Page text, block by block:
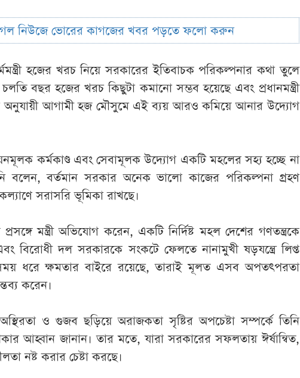
নিউজে ভোরের কাগজের খবর পড়তে ফলো করুন
হজের খরচ নিয়ে সরকারের ইতিবাচক পরিকল্পনার কথা তুলে
বছর হজের খরচ কিছুটা কমানো সম্ভব হয়েছে এবং প্রধানমন্ত্রী
অনুযায়ী আগামী হজ মৌসুমে এই ব্যয় আরও কমিয়ে আনার উদ্যোগ
কর্মকাণ্ড এবং সেবামূলক উদ্যোগ একটি মহলের সহ্য হচ্ছে না
বলেন, বর্তমান সরকার অনেক ভালো কাজের পরিকল্পনা গ্রহণ
সরাসরি ভূমিকা রাখছে।
মন্ত্রী অভিযোগ করেন, একটি নির্দিষ্ট মহল দেশের গণতন্ত্রকে
বিরোধী দল সরকারকে সংকটে ফেলতে নানামুখী ষড়যন্ত্রে লিপ্ত
সময় ধরে ক্ষমতার বাইরে রয়েছে, তারাই মূলত এসব অপতৎপরতা
করেন।
ও গুজব ছড়িয়ে অরাজকতা সৃষ্টির অপচেষ্টা সম্পর্কে তিনি
আহ্বান জানান। তার মতে, যারা সরকারের সফলতায় ঈর্ষান্বিত,
নষ্ট করার চেষ্টা করছে।